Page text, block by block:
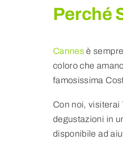
Perché
Cannes è
coloro che
famosissima
Con noi, visiterai
degustazioni in
disponibile ad